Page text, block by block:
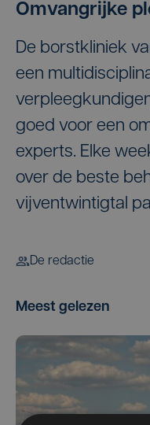
Omvangrijke
De borstkliniek
een
goed voor een
experts. Elke
over de beste
vijventwintigtal
De redactie
Meest gelezen